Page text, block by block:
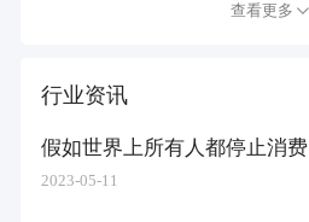
查看更多
行业资讯
假如世界上所有人都停止消费
2023-05-11